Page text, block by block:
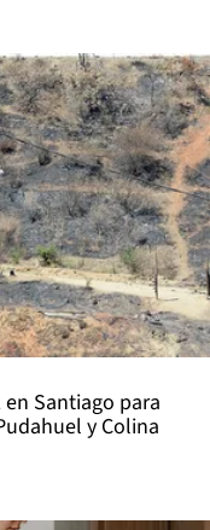
Santiago para
y Colina